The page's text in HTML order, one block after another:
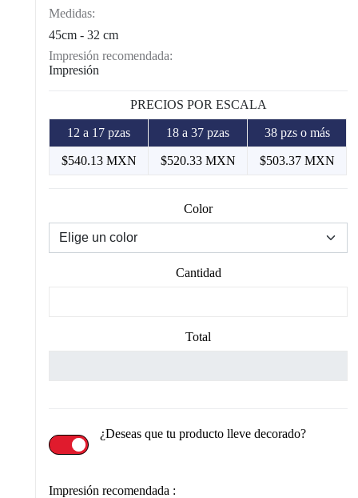
Medidas:
45cm - 32 cm
Impresión recomendada:
Impresión
PRECIOS POR ESCALA
12 a 17 pzas 18 a 37 pzas 38 pzs o más
$540.13 MXN $520.33 MXN $503.37 MXN
Color
Cantidad
Total
¿Deseas que tu producto lleve decorado?
Impresión recomendada :